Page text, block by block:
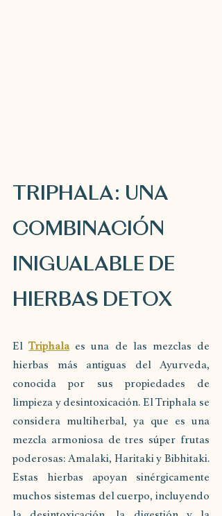
TRIPHALA: UNA
COMBINACIÓN
INIGUALABLE DE
HIERBAS DETOX
El Triphala es una de las mezclas de
hierbas más antiguas del Ayurveda,
conocida por sus propiedades de
limpieza y desintoxicación. El Triphala se
considera multiherbal, ya que es una
mezcla armoniosa de tres súper frutas
poderosas: Amalaki, Haritaki y Bibhitaki.
Estas hierbas apoyan sinérgicamente
muchos sistemas del cuerpo, incluyendo